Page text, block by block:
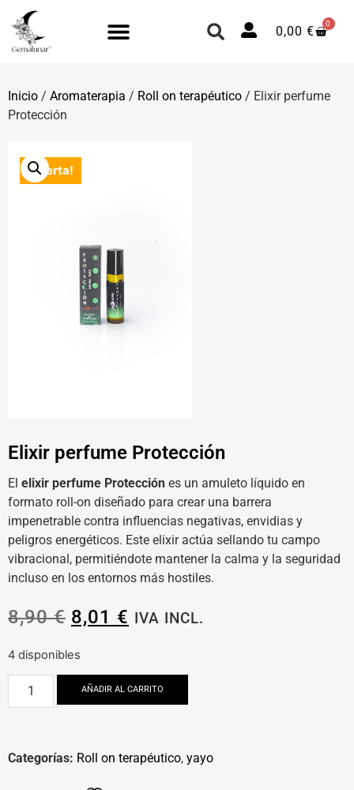
0,00 €
0
Inicio / Aromaterapia / Roll on terapéutico​ / Elixir perfume
Protección
¡Oferta!
Elixir perfume Protección
El elixir perfume Protección es un amuleto líquido en
formato roll-on diseñado para crear una barrera
impenetrable contra influencias negativas, envidias y
peligros energéticos. Este elixir actúa sellando tu campo
vibracional, permitiéndote mantener la calma y la seguridad
incluso en los entornos más hostiles.
8,90€ 8,01 € IVA INCL.
4 disponibles
AÑADIR AL CARRITO
Categorías: Roll on terapéutico​, yayo